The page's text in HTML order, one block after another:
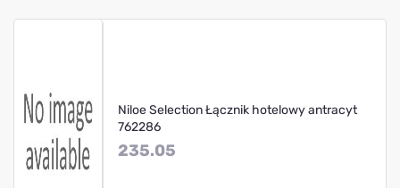
Niloe Selection Łącznik hotelowy antracyt
762286
235.05